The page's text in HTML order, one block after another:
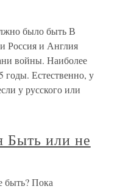
было быть В
Россия и Англия
войны. Наиболее
Естественно, у
у русского или
Быть или не
быть? Пока